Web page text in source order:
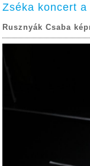
Zséka koncert
Rusznyák Csaba